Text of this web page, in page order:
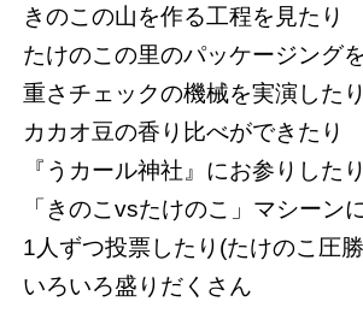
きのこの山を作る工程を見たり
たけのこの里のパッケージング
重さチェックの機械を実演したり
カカオ豆の香り比べができたり
『うカール神社』にお参りしたり
「きのこvsたけのこ」マシーン
1人ずつ投票したり(たけのこ圧
いろいろ盛りだくさん